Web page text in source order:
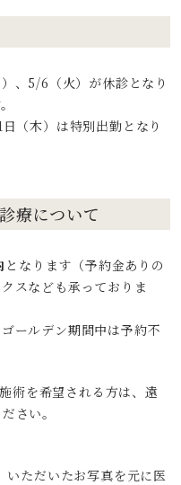
、5/6（火）が休診となり
（木）は特別出勤となり
療について
となります（予約金ありの
スなども承っておりま
ールデン期間中は予約不
術を希望される方は、遠
さい。
ただいたお写真を元に医